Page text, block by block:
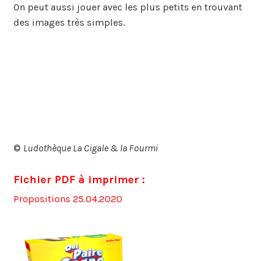
On peut aussi jouer avec les plus petits en trouvant
des images très simples.
© Ludothèque La Cigale & la Fourmi
Fichier PDF à imprimer :
Propositions 25.04.2020